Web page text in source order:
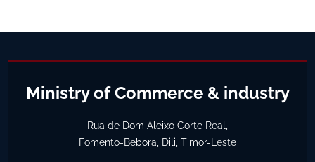
Ministry of Commerce & industry
Rua de Dom Aleixo Corte Real,
Fomento-Bebora, Dili, Timor-Leste